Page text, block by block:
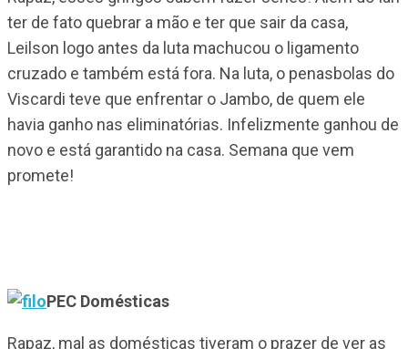
ter de fato quebrar a mão e ter que sair da casa,
Leilson logo antes da luta machucou o ligamento
cruzado e também está fora. Na luta, o penasbolas do
Viscardi teve que enfrentar o Jambo, de quem ele
havia ganho nas eliminatórias. Infelizmente ganhou de
novo e está garantido na casa. Semana que vem
promete!
PEC Domésticas
Rapaz, mal as domésticas tiveram o prazer de ver as